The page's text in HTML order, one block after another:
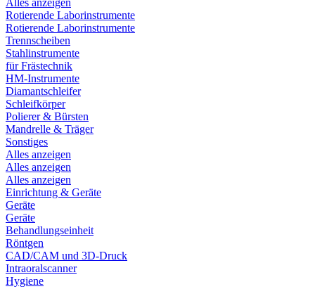
Alles anzeigen
Rotierende Laborinstrumente
Rotierende Laborinstrumente
Trennscheiben
Stahlinstrumente
für Frästechnik
HM-Instrumente
Diamantschleifer
Schleifkörper
Polierer & Bürsten
Mandrelle & Träger
Sonstiges
Alles anzeigen
Alles anzeigen
Alles anzeigen
Einrichtung & Geräte
Geräte
Geräte
Behandlungseinheit
Röntgen
CAD/CAM und 3D-Druck
Intraoralscanner
Hygiene